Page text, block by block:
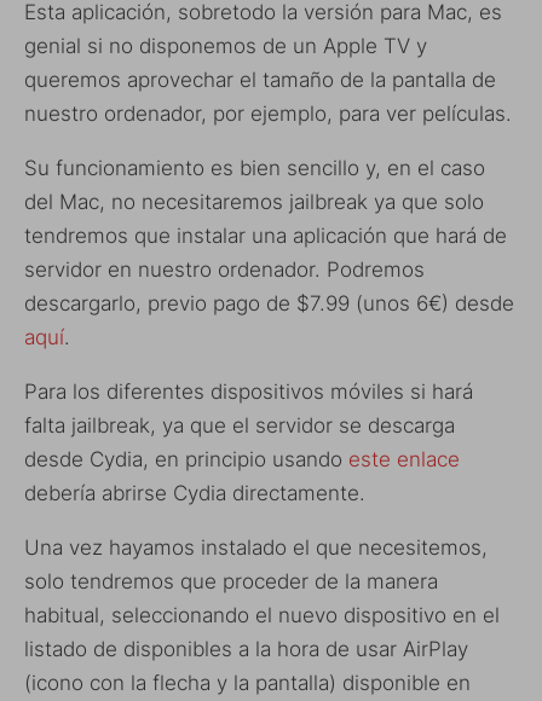
Esta aplicación, sobretodo la versión para Mac, es
genial si no disponemos de un Apple TV y
queremos aprovechar el tamaño de la pantalla de
nuestro ordenador, por ejemplo, para ver películas.
Su funcionamiento es bien sencillo y, en el caso
del Mac, no necesitaremos jailbreak ya que solo
tendremos que instalar una aplicación que hará de
servidor en nuestro ordenador. Podremos
descargarlo, previo pago de $7.99 (unos 6€) desde
aquí.
Para los diferentes dispositivos móviles si hará
falta jailbreak, ya que el servidor se descarga
desde Cydia, en principio usando este enlace
debería abrirse Cydia directamente.
Una vez hayamos instalado el que necesitemos,
solo tendremos que proceder de la manera
habitual, seleccionando el nuevo dispositivo en el
listado de disponibles a la hora de usar AirPlay
(icono con la flecha y la pantalla) disponible en